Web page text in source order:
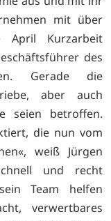
mit über
April Kurzarbeit
des
Gerade die
aber auch
seien betroffen.
die nun vom
weiß Jürgen
und recht
Team helfen
verwertbares